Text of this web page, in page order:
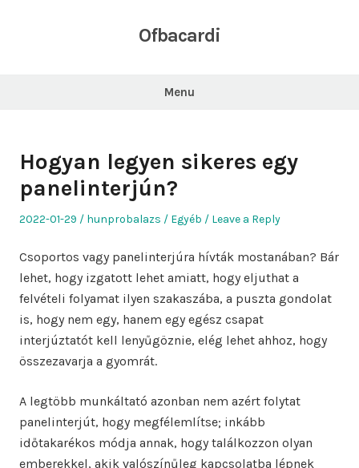
Ofbacardi
Menu
Hogyan legyen sikeres egy
panelinterjún?
Posted
2022-01-29 Author
hunprobalazs
Posted
Egyéb Leave a Reply
Csoportos vagy panelinterjúra hívták mostanában? Bár
lehet, hogy izgatott lehet amiatt, hogy eljuthat a
felvételi folyamat ilyen szakaszába, a puszta gondolat
is, hogy nem egy, hanem egy egész csapat
interjúztatót kell lenyűgöznie, elég lehet ahhoz, hogy
összezavarja a gyomrát.
A legtöbb munkáltató azonban nem azért folytat
panelinterjút, hogy megfélemlítse; inkább
időtakarékos módja annak, hogy találkozzon olyan
emberekkel, akik valószínűleg kapcsolatba lépnek